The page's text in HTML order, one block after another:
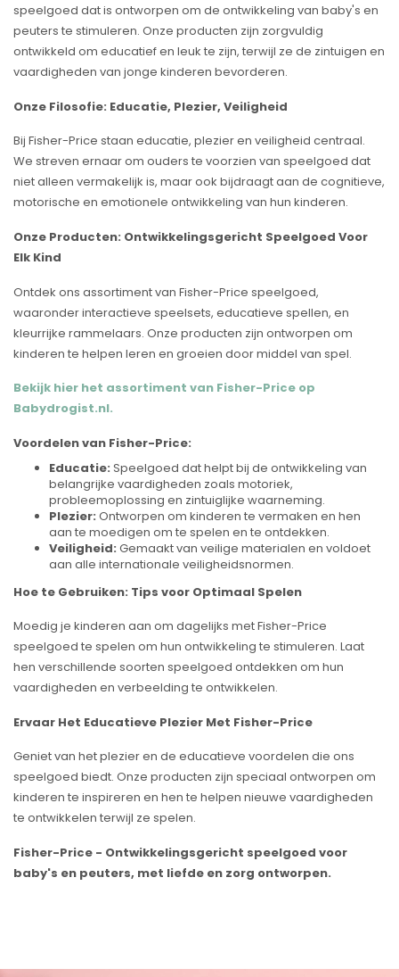
speelgoed dat is ontworpen om de ontwikkeling van baby's en
peuters te stimuleren. Onze producten zijn zorgvuldig
ontwikkeld om educatief en leuk te zijn, terwijl ze de zintuigen en
vaardigheden van jonge kinderen bevorderen.
Onze Filosofie: Educatie, Plezier, Veiligheid
Bij Fisher-Price staan educatie, plezier en veiligheid centraal.
We streven ernaar om ouders te voorzien van speelgoed dat
niet alleen vermakelijk is, maar ook bijdraagt aan de cognitieve,
motorische en emotionele ontwikkeling van hun kinderen.
Onze Producten: Ontwikkelingsgericht Speelgoed Voor
Elk Kind
Ontdek ons assortiment van Fisher-Price speelgoed,
waaronder interactieve speelsets, educatieve spellen, en
kleurrijke rammelaars. Onze producten zijn ontworpen om
kinderen te helpen leren en groeien door middel van spel.
Bekijk hier het assortiment van Fisher-Price op
Babydrogist.nl.
Voordelen van Fisher-Price:
Educatie: Speelgoed dat helpt bij de ontwikkeling van
belangrijke vaardigheden zoals motoriek,
probleemoplossing en zintuiglijke waarneming.
Plezier: Ontworpen om kinderen te vermaken en hen
aan te moedigen om te spelen en te ontdekken.
Veiligheid: Gemaakt van veilige materialen en voldoet
aan alle internationale veiligheidsnormen.
Hoe te Gebruiken: Tips voor Optimaal Spelen
Moedig je kinderen aan om dagelijks met Fisher-Price
speelgoed te spelen om hun ontwikkeling te stimuleren. Laat
hen verschillende soorten speelgoed ontdekken om hun
vaardigheden en verbeelding te ontwikkelen.
Ervaar Het Educatieve Plezier Met Fisher-Price
Geniet van het plezier en de educatieve voordelen die ons
speelgoed biedt. Onze producten zijn speciaal ontworpen om
kinderen te inspireren en hen te helpen nieuwe vaardigheden
te ontwikkelen terwijl ze spelen.
Fisher-Price - Ontwikkelingsgericht speelgoed voor
baby's en peuters, met liefde en zorg ontworpen.